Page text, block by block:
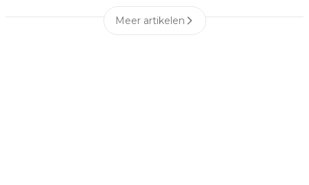
Meer artikelen